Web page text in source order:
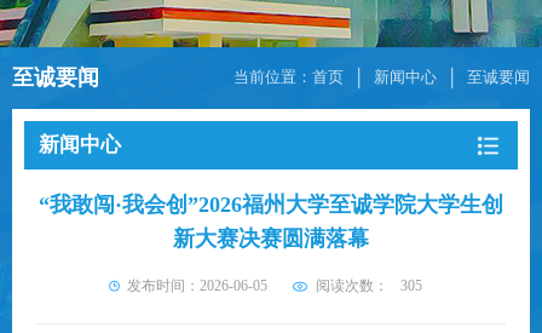
当前位置： 首页 新闻中心 至诚要闻
至诚要闻
新闻中心
“我敢闯·我会创”2026福州大学至诚学院大学生创
新大赛决赛圆满落幕
发布时间：2026-06-05 阅读次数： 305